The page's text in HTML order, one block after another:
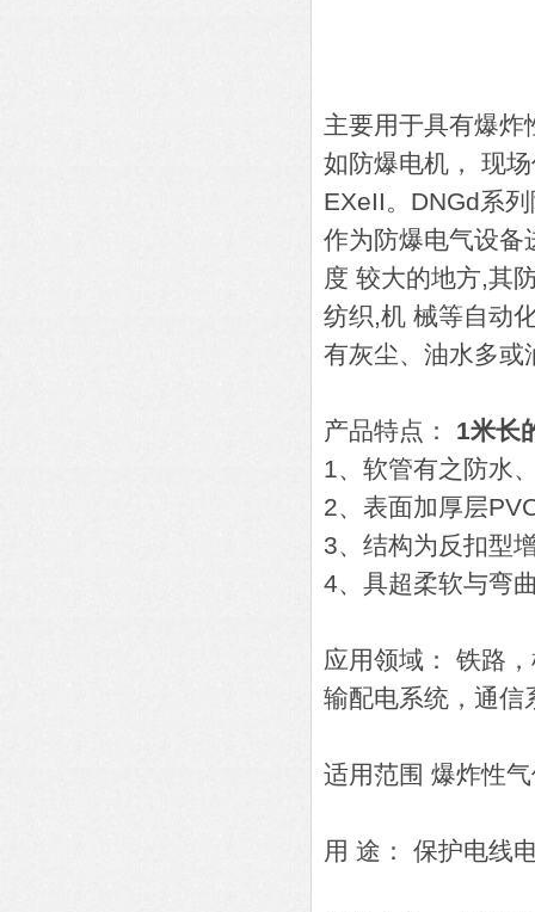
主要用于具有爆炸
如防爆电机， 现
EXeII。DNGd系
作为防爆电气设备
度 较大的地方,其
纺织,机 械等自动
有灰尘、油水多或
产品特点： 1米长
1、软管有之防水
2、表面加厚层
3、结构为反扣型
4、具超柔软与弯
应用领域： 铁路
输配电系统，通信
适用范围 爆炸性
用 途： 保护电线